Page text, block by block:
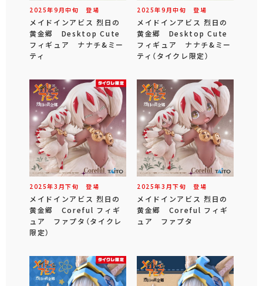
2025年9 月中旬 登場
メイドインアビス 烈日の
黄金郷 Desktop Cute
フィギュア ナナチ&ミー
ティ
2025年9 月中旬 登場
メイドインアビス 烈日の
黄金郷 Desktop Cute
フィギュア ナナチ&ミー
ティ（タイクレ限定）
2025年3 月下旬 登場
メイドインアビス 烈日の
黄金郷 Coreful フィギ
ュア ファプタ（タイクレ
限定）
2025年3 月下旬 登場
メイドインアビス 烈日の
黄金郷 Coreful フィギ
ュア ファプタ